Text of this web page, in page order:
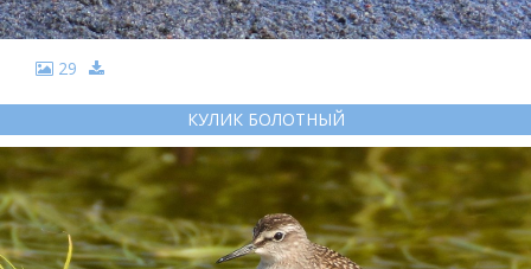
29
КУЛИК БОЛОТНЫЙ